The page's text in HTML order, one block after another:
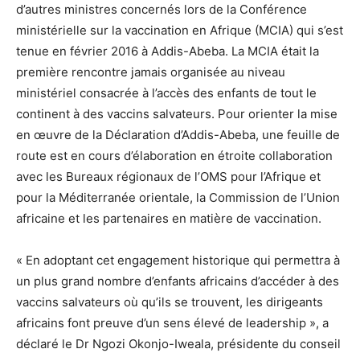
d’autres ministres concernés lors de la Conférence
ministérielle sur la vaccination en Afrique (MCIA) qui s’est
tenue en février 2016 à Addis-Abeba. La MCIA était la
première rencontre jamais organisée au niveau
ministériel consacrée à l’accès des enfants de tout le
continent à des vaccins salvateurs. Pour orienter la mise
en œuvre de la Déclaration d’Addis-Abeba, une feuille de
route est en cours d’élaboration en étroite collaboration
avec les Bureaux régionaux de l’OMS pour l’Afrique et
pour la Méditerranée orientale, la Commission de l’Union
africaine et les partenaires en matière de vaccination.
« En adoptant cet engagement historique qui permettra à
un plus grand nombre d’enfants africains d’accéder à des
vaccins salvateurs où qu’ils se trouvent, les dirigeants
africains font preuve d’un sens élevé de leadership », a
déclaré le Dr Ngozi Okonjo-Iweala, présidente du conseil